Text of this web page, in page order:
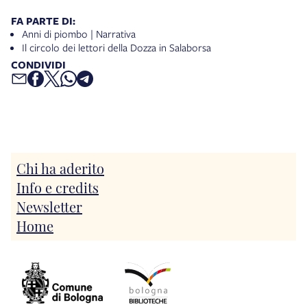
FA PARTE DI:
Anni di piombo | Narrativa
Il circolo dei lettori della Dozza in Salaborsa
CONDIVIDI
Chi ha aderito
Info e credits
Newsletter
Home